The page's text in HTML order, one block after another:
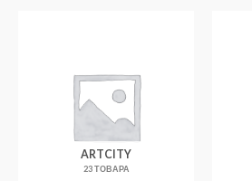
ARTCITY
23 ТОВАРА